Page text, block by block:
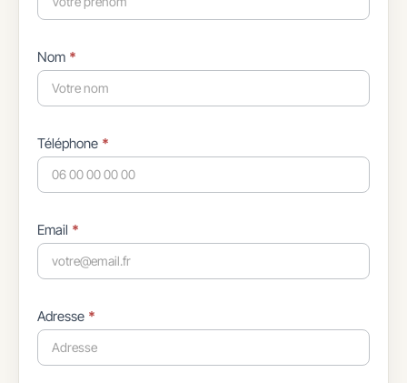
avec
Nom *
Téléphone *
Email *
Adresse *